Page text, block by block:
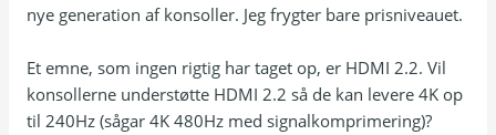
nye generation af konsoller. Jeg frygter bare prisniveauet.
Et emne, som ingen rigtig har taget op, er HDMI 2.2. Vil
konsollerne understøtte HDMI 2.2 så de kan levere 4K op
til 240Hz (sågar 4K 480Hz med signalkomprimering)?